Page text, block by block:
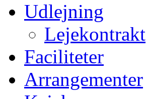
Udlejning
Lejekontrakt
Faciliteter
Arrangementer